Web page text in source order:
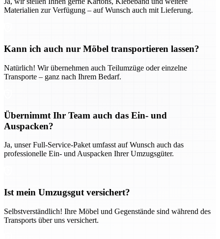
Materialien zur Verfügung – auf Wunsch auch mit Lieferung.
Kann ich auch nur Möbel transportieren lassen?
Natürlich! Wir übernehmen auch Teilumzüge oder einzelne
Transporte – ganz nach Ihrem Bedarf.
Übernimmt Ihr Team auch das Ein- und
Auspacken?
Ja, unser Full-Service-Paket umfasst auf Wunsch auch das
professionelle Ein- und Auspacken Ihrer Umzugsgüter.
Ist mein Umzugsgut versichert?
Selbstverständlich! Ihre Möbel und Gegenstände sind während des
Transports über uns versichert.